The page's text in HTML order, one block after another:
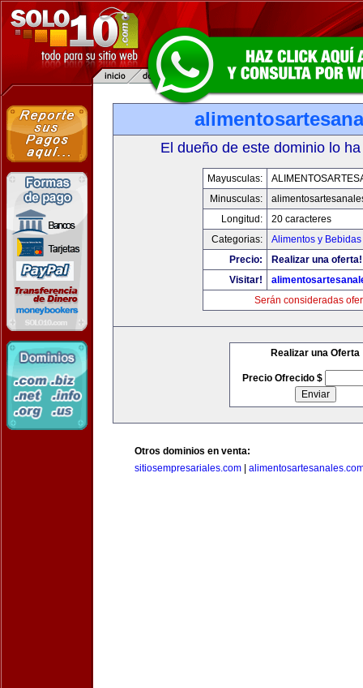
El dueño de este dominio lo
Mayusculas:
Minusculas:
Longitud:
20 caracteres
Categorias:
Alimentos y Bebidas
Precio:
Realizar una oferta!
Visitar!
Serán consideradas
Realizar una Oferta
Precio Ofrecido $
Otros dominios en venta:
sitiosempresariales.com